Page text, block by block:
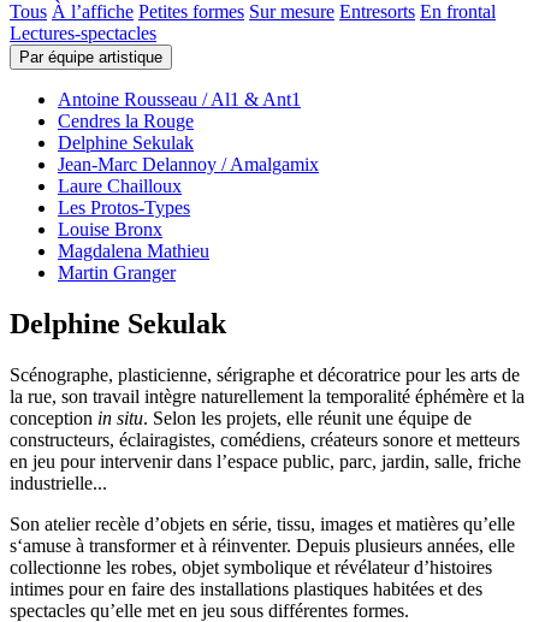
Tous À l’affiche Petites formes Sur mesure Entresorts En frontal
Lectures-spectacles
Par équipe artistique
Antoine Rousseau / Al1 & Ant1
Cendres la Rouge
Delphine Sekulak
Jean-Marc Delannoy / Amalgamix
Laure Chailloux
Les Protos-Types
Louise Bronx
Magdalena Mathieu
Martin Granger
Delphine Sekulak
Scénographe, plasticienne, sérigraphe et décoratrice pour les arts de
la rue, son travail intègre naturellement la temporalité éphémère et la
conception in situ. Selon les projets, elle réunit une équipe de
constructeurs, éclairagistes, comédiens, créateurs sonore et metteurs
en jeu pour intervenir dans l’espace public, parc, jardin, salle, friche
industrielle...
Son atelier recèle d’objets en série, tissu, images et matières qu’elle
s‘amuse à transformer et à réinventer. Depuis plusieurs années, elle
collectionne les robes, objet symbolique et révélateur d’histoires
intimes pour en faire des installations plastiques habitées et des
spectacles qu’elle met en jeu sous différentes formes.